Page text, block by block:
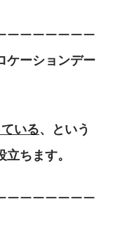
ーーーーーーー
ケーションデー
いる、という
ちます。
ーーーーーーー